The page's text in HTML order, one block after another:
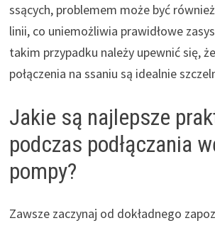
ssących, problemem może być
linii, co uniemożliwia prawidłowe
takim przypadku należy upewnić się,
połączenia na ssaniu są idealnie
Jakie są najlepsze
podczas podłączania
pompy?
Zawsze zaczynaj od dokładnego